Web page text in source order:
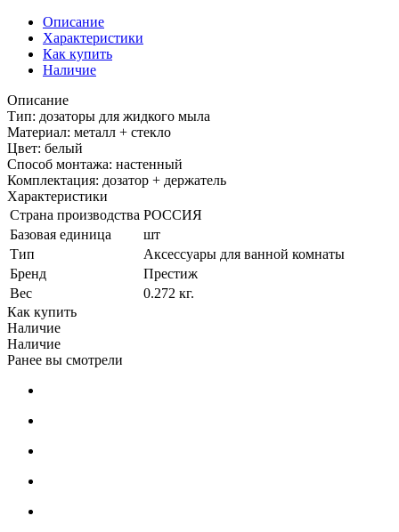
Описание
Характеристики
Как купить
Наличие
Описание
Тип: дозаторы для жидкого мыла
Материал: металл + стекло
Цвет: белый
Способ монтажа: настенный
Комплектация: дозатор + держатель
Характеристики
Страна производства РОССИЯ
Базовая единица
шт
Тип
Аксессуары для ванной комнаты
Бренд
Престиж
Вес
0.272 кг.
Как купить
Наличие
Наличие
Ранее вы смотрели